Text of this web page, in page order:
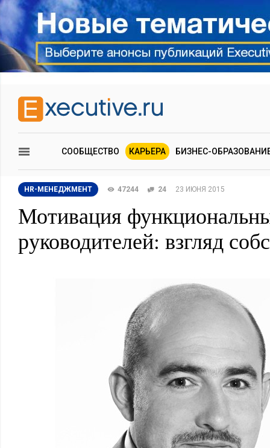
СООБЩЕСТВО КАРЬЕРА БИЗНЕС-
HR-МЕНЕДЖМЕНТ 47244 24 23 ИЮНЯ 2015
Мотивация
руководителей: взгляд